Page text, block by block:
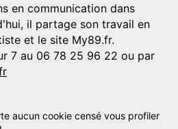
en communication dans
il partage son travail en
et le site My89.fr.
7 au 06 78 25 96 22 ou par
aucun cookie censé vous profiler